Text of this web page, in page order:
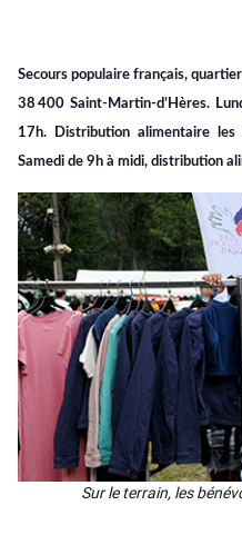
Secours popu­laire fran­çais,
38 400 Saint-Martin‑d’Hères.
17h. Dis­tri­bu­tion ali­men­taire
Same­di de 9h à midi, dis­tri­bu­tion
Sur le ter­rain, les